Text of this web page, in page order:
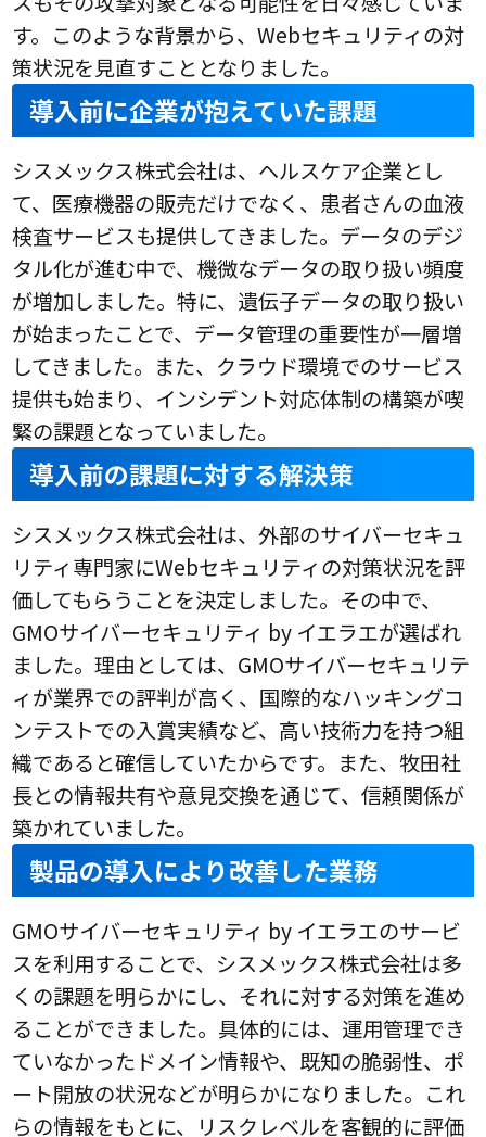
す。このような背景から、Webセキュリティの対
策状況を見直すこととなりました。
導入前に企業が抱えていた課題
シスメックス株式会社は、ヘルスケア企業とし
て、医療機器の販売だけでなく、患者さんの血液
検査サービスも提供してきました。データのデジ
タル化が進む中で、機微なデータの取り扱い頻度
が増加しました。特に、遺伝子データの取り扱い
が始まったことで、データ管理の重要性が一層増
してきました。また、クラウド環境でのサービス
提供も始まり、インシデント対応体制の構築が喫
緊の課題となっていました。
導入前の課題に対する解決策
シスメックス株式会社は、外部のサイバーセキュ
リティ専門家にWebセキュリティの対策状況を評
価してもらうことを決定しました。その中で、
GMOサイバーセキュリティ by イエラエが選ばれ
ました。理由としては、GMOサイバーセキュリテ
ィが業界での評判が高く、国際的なハッキングコ
ンテストでの入賞実績など、高い技術力を持つ組
織であると確信していたからです。また、牧田社
長との情報共有や意見交換を通じて、信頼関係が
築かれていました。
製品の導入により改善した業務
GMOサイバーセキュリティ by イエラエのサービ
スを利用することで、シスメックス株式会社は多
くの課題を明らかにし、それに対する対策を進め
ることができました。具体的には、運用管理でき
ていなかったドメイン情報や、既知の脆弱性、ポ
ート開放の状況などが明らかになりました。これ
らの情報をもとに、リスクレベルを客観的に評価